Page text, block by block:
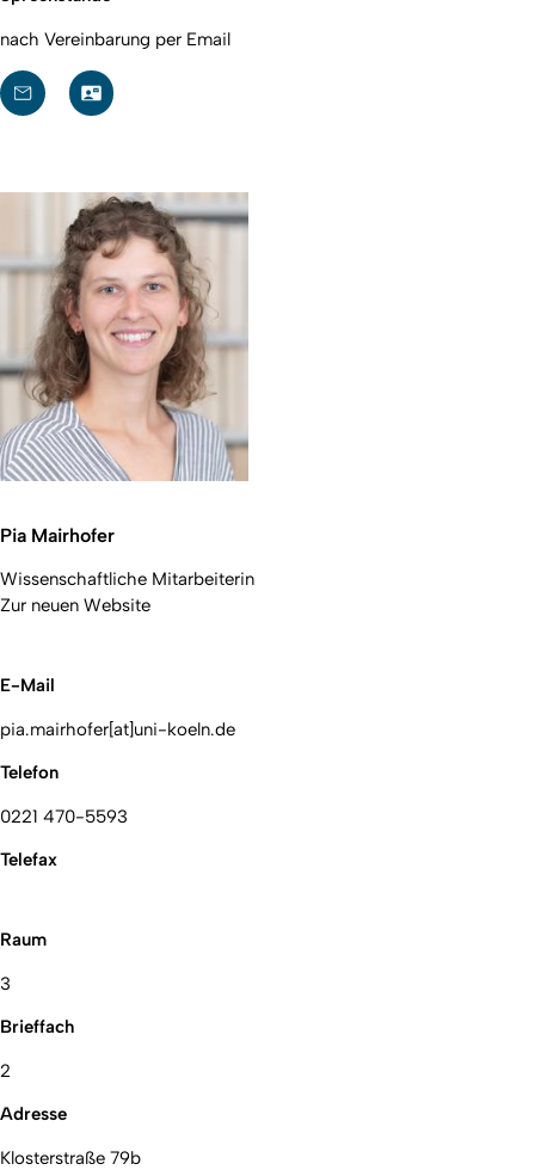
nach Vereinbarung per Email
Pia Mairhofer
Wissenschaftliche Mitarbeiterin
Zur neuen Website
E-Mail
pia.mairhofer[at]uni-koeln.de
Telefon
0221 470-5593
Telefax
Raum
3
Brieffach
2
Adresse
Klosterstraße 79b